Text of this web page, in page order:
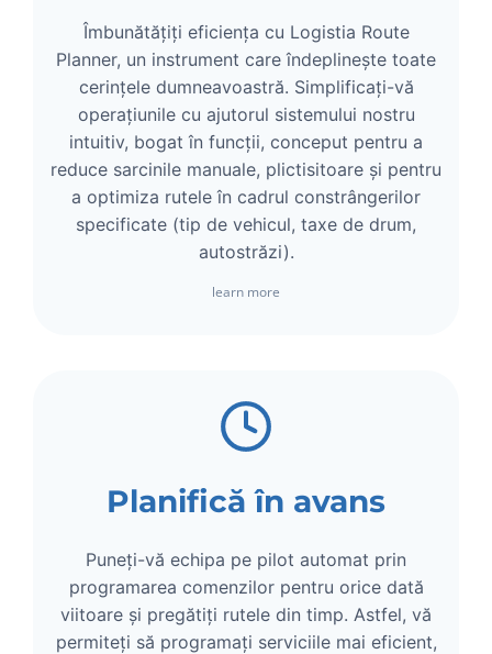
Îmbunătățiți eficiența cu Logistia Route
Planner, un instrument care îndeplinește toate
cerințele dumneavoastră. Simplificați-vă
operațiunile cu ajutorul sistemului nostru
intuitiv, bogat în funcții, conceput pentru a
reduce sarcinile manuale, plictisitoare și pentru
a optimiza rutele în cadrul constrângerilor
specificate (tip de vehicul, taxe de drum,
autostrăzi).
learn more
Planifică în avans
Puneți-vă echipa pe pilot automat prin
programarea comenzilor pentru orice dată
viitoare și pregătiți rutele din timp. Astfel, vă
permiteți să programați serviciile mai eficient,